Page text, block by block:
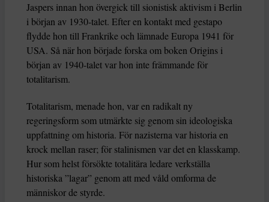
Jaspers innan hon övergick till sionistisk aktivism i Berlin
i början av 1930-talet. Efter en kontakt med gestapo
flydde hon till Frankrike och lämnade Europa 1941 för
USA. Så när hon började forska om boken Origins i
början av 1940-talet var hon inte främmande för
totalitarism.
Totalitarism, menade hon, var en radikalt ny
regeringsform som utmärkte sig genom sin ideologiska
uppfattning om historia. För nazisterna var historia en
krock mellan raser; för stalinismen var det en klasskamp.
Hur som helst försökte totalitära ledare verkställa
historiska ”lagar” genom att med våld omforma de
människor de styrde.